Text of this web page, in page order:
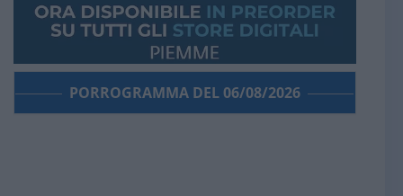
PORROGRAMMA DEL 06/08/2026